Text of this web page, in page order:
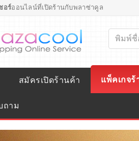
อร์ออนไลน์ที่เปิดร้านกับพลาซ่าคูล
สมัครเปิดร้านค้า แพ็คเกจร้
ถาม